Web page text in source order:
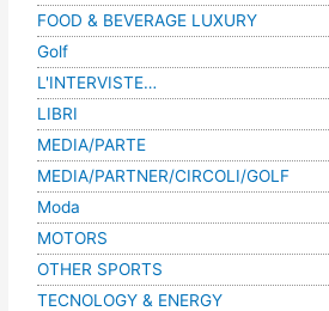
FOOD & BEVERAGE LUXURY
Golf
L'INTERVISTE…
LIBRI
MEDIA/PARTE
MEDIA/PARTNER/CIRCOLI/GOLF
Moda
MOTORS
OTHER SPORTS
TECNOLOGY & ENERGY